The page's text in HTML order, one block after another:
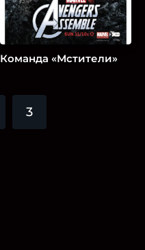
Команда «Мстители»
3